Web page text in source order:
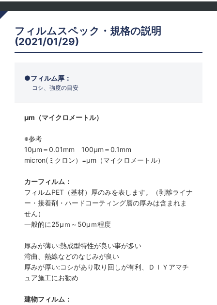
フィルムスペック・規格の説明
(2021/01/29)
フィルム厚：
コシ、強度の目安
μm（マイクロメートル）
※参考
10μm＝0.01mm 100μm＝0.1mm
micron(ミクロン）=µm（マイクロメートル）
カーフィルム：
フィルムPET（基材）厚のみを表します。（剥離ライナ
ー・接着剤・ハードコーティング層の厚みは含まれま
せん）
一般的に25µｍ～50µｍ程度
厚みが薄い:熱成型特性が良い事が多い
湾曲、熱線などのなじみが良い
厚みが厚い:コシがあり取り回しが有利、ＤＩＹアマチ
ュア施工にお勧め
建物フィルム：